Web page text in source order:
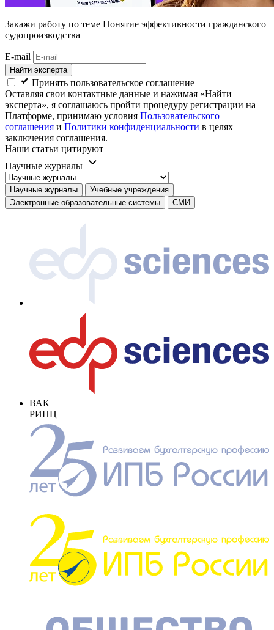
Закажи работу по теме Понятие эффективности гражданского
судопроизводства
E-mail
Найти эксперта
Принять пользовательское соглашение
Оставляя свои контактные данные и нажимая «Найти
эксперта», я соглашаюсь пройти процедуру регистрации на
Платформе, принимаю условия Пользовательского
соглашения и Политики конфиденциальности в целях
заключения соглашения.
Наши статьи цитируют
Научные журналы
Научные журналы
Учебные учреждения
Электронные образовательные системы
СМИ
ВАК
РИНЦ